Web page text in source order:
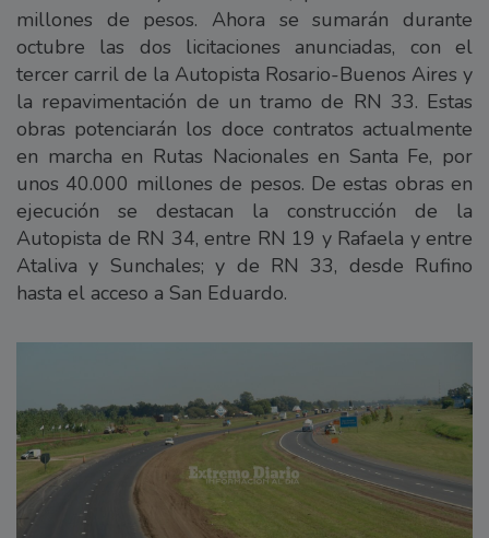
millones de pesos. Ahora se sumarán durante
octubre las dos licitaciones anunciadas, con el
tercer carril de la Autopista Rosario-Buenos Aires y
la repavimentación de un tramo de RN 33. Estas
obras potenciarán los doce contratos actualmente
en marcha en Rutas Nacionales en Santa Fe, por
unos 40.000 millones de pesos. De estas obras en
ejecución se destacan la construcción de la
Autopista de RN 34, entre RN 19 y Rafaela y entre
Ataliva y Sunchales; y de RN 33, desde Rufino
hasta el acceso a San Eduardo.